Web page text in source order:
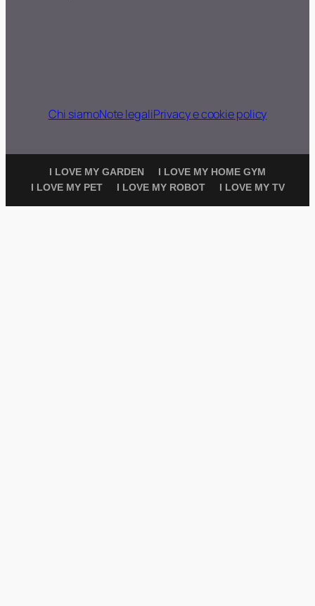
Chi siamoNote legaliPrivacy e cookie policy
I LOVE MY GARDEN
I LOVE MY HOME GYM
I LOVE MY PET
I LOVE MY ROBOT I LOVE MY TV